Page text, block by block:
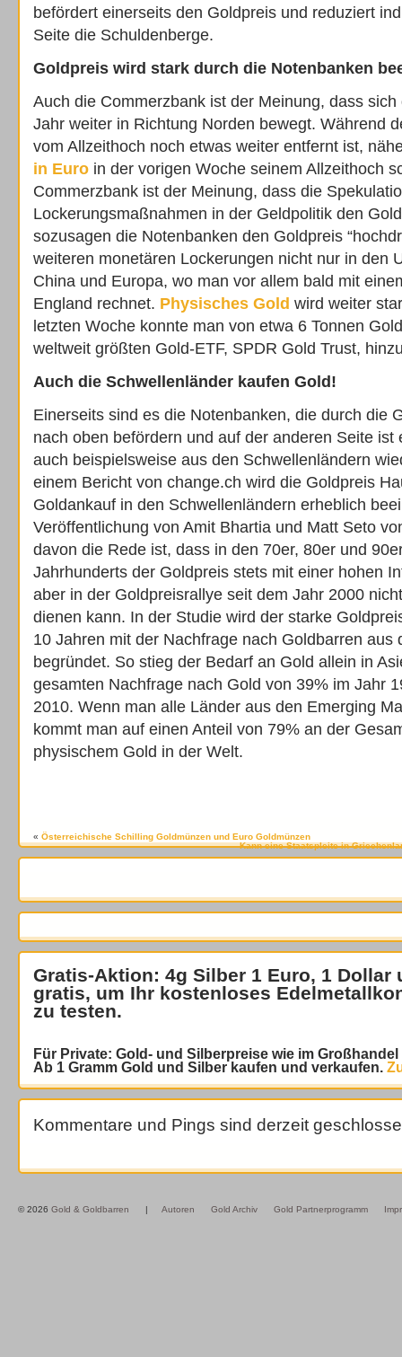
befördert einerseits den Goldpreis und reduziert
Seite die Schuldenberge.
Goldpreis wird stark durch die Notenbanken
Auch die Commerzbank ist der Meinung, dass
Jahr weiter in Richtung Norden bewegt. Während
vom Allzeithoch noch etwas weiter entfernt ist,
in Euro in der vorigen Woche seinem Allzeithoch
Commerzbank ist der Meinung, dass die
Lockerungsmaßnahmen in der Geldpolitik den
sozusagen die Notenbanken den Goldpreis
weiteren monetären Lockerungen nicht nur in den
China und Europa, wo man vor allem bald mit
England rechnet. Physisches Gold wird weiter
letzten Woche konnte man von etwa 6 Tonnen
weltweit größten Gold-ETF, SPDR Gold Trust,
Auch die Schwellenländer kaufen Gold!
Einerseits sind es die Notenbanken, die durch die
nach oben befördern und auf der anderen Seite ist
auch beispielsweise aus den Schwellenländern
einem Bericht von change.ch wird die Goldpreis
Goldankauf in den Schwellenländern erheblich
Veröffentlichung von Amit Bhartia und Matt Seto
davon die Rede ist, dass in den 70er, 80er und
Jahrhunderts der Goldpreis stets mit einer hohen
aber in der Goldpreisrallye seit dem Jahr 2000
dienen kann. In der Studie wird der starke
10 Jahren mit der Nachfrage nach Goldbarren aus
begründet. So stieg der Bedarf an Gold allein in
gesamten Nachfrage nach Gold von 39% im Jahr
2010. Wenn man alle Länder aus den Emerging
kommt man auf einen Anteil von 79% an der
physischem Gold in der Welt.
« Österreichische Schilling Goldmünzen und Euro Goldmünzen
Kann eine Staatspleite in
Gratis-Aktion: 4g Silber 1 Euro, 1 Dollar
gratis, um Ihr kostenloses
zu testen.
Für Private: Gold- und Silberpreise wie im
Ab 1 Gramm Gold und Silber kaufen und verkaufen.
Kommentare und Pings sind derzeit
© 2026 Gold & Goldbarren | Autoren Gold Archiv Gold Partnerprogramm